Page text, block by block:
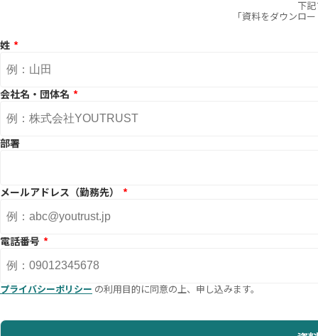
下
「資料をダウンロ
姓
会社名・団体名
部署
メールアドレス（勤務先）
電話番号
プライバシーポリシー の利用目的に同意の上、申し込みます。